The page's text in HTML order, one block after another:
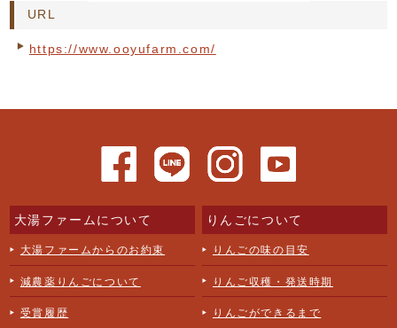
URL
https://www.ooyufarm.com/
大湯ファームについて
大湯ファームからのお約束
減農薬りんごについて
受賞履歴
りんごについて
りんごの味の目安
りんご収穫・発送時期
りんごができるまで